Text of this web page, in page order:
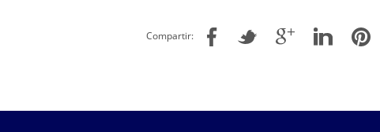
Compartir: